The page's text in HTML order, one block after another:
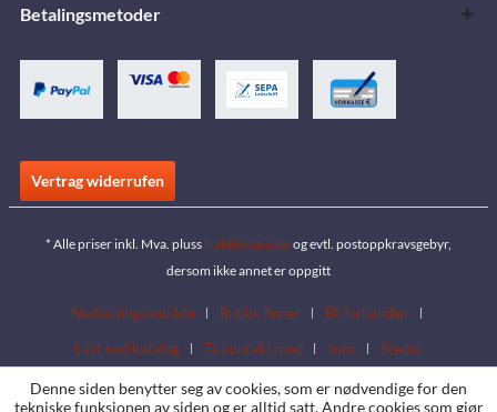
Betalingsmetoder
Vertrag widerrufen
* Alle priser inkl. Mva. plussfraktkostnaderog evtl. postoppkravsgebyr,
dersom ikke annet er oppgitt
Nedlastingsområde Butikk finner
Bli forhandler
Last ned katalog
Ta kontakt med Jobs Steder
Denne siden benytter seg av cookies, som er nødvendige for den
tekniske funksjonen av siden og er alltid satt. Andre cookies som gjør